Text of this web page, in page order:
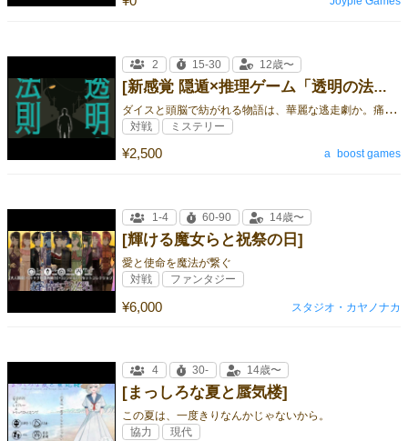
[新感覚 隠遁×推理ゲーム「透明の法則」]
ダ
イスと頭脳で紡がれる物語は、華麗な逃走劇か。痛快な推理劇か。
¥2,500
2 15-30 12歳〜
対戦 ミステリー
a_boost games
[輝ける魔女らと祝祭の日]
愛と使命を魔法が繋ぐ
¥6,000
1-4 60-90 14歳〜
対戦 ファンタジー
スタジオ・カヤノナカ
[まっしろな夏と蜃気楼]
この夏は、一度きりなんかじゃないから。
4 30- 14歳〜
協力 現代